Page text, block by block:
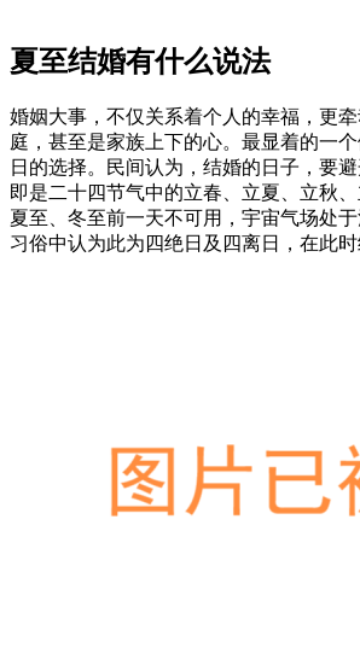
夏至结婚有什么说法
婚姻大事，不仅关系着个人的幸福，更
庭，甚至是家族上下的心。最显着的一
日的选择。民间认为，结婚的日子，要
即是二十四节气中的立春、立夏、立秋、
夏至、冬至前一天不可用，宇宙气场处
习俗中认为此为四绝日及四离日，在此时